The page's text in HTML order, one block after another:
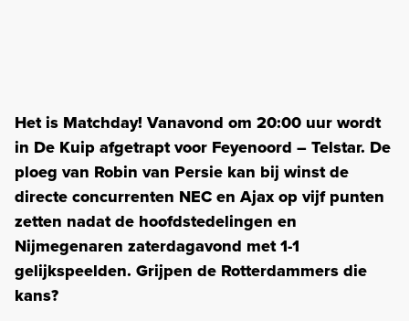
Het is Matchday! Vanavond om 20:00 uur wordt
in De Kuip afgetrapt voor Feyenoord – Telstar. De
ploeg van Robin van Persie kan bij winst de
directe concurrenten NEC en Ajax op vijf punten
zetten nadat de hoofdstedelingen en
Nijmegenaren zaterdagavond met 1-1
gelijkspeelden. Grijpen de Rotterdammers die
kans?